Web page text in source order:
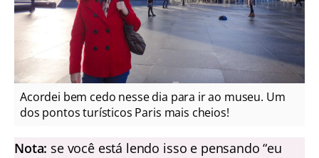
Acordei bem cedo nesse dia para ir ao museu. Um
dos pontos turísticos Paris mais cheios!
Nota: se você está lendo isso e pensando “eu